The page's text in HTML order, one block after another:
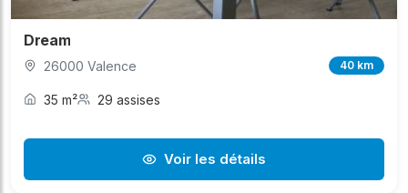
Dream
26000 Valence 40 km
35 m² 29 assises
Voir les détails